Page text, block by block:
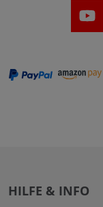
HILFE & INFO